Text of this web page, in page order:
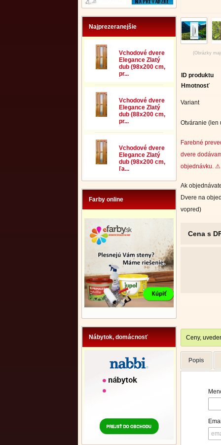
Najprezeranejšie
Vchodové dvere
Elegance Zlatý
dub (98x200 cm,
pr...
Vchodové dvere
Elegance Zlatý
dub (88x200 cm,
pr...
Vchodové dvere
Elegance Zlatý
dub (98x200 cm,
ľa...
Farby online
Nábytok, domácnosť
(Obrázky
ID produktu
Hmotnosť
Variant
Otváranie (len
Farebné
dvere
objednávku. ⚠
Ak
Dvere na
vopred)
Cena s
Ceny,
Popis